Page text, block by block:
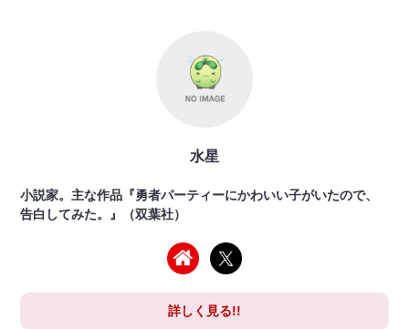
水星
小説家。主な作品『勇者パーティーにかわいい子がいたので、
告白してみた。』（双葉社）
詳しく見る!!